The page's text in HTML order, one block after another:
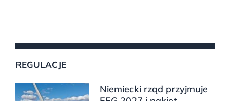
REGULACJE
Niemiecki rząd przyjmuje